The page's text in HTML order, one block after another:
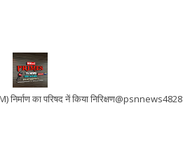
निर्माण का परिषद नें किया निरिक्षण@psnnews4828